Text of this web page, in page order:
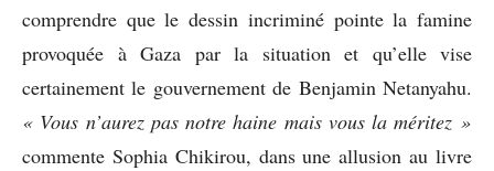
comprendre que le dessin incriminé pointe la famine
provoquée à Gaza par la situation et qu’elle vise
certainement le gouvernement de Benjamin Netanyahu.
« Vous n’aurez pas notre haine mais vous la méritez »
commente Sophia Chikirou, dans une allusion au livre